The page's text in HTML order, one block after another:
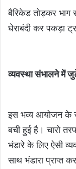
बैरिकेड तोड़कर
घेराबंदी कर पकड़ा
व्यवस्था संभालने में
इस भव्य आयोजन के
बची हुई है। चारो
भंडारे के लिए ऐसी
साथ भंडारा प्राप्त